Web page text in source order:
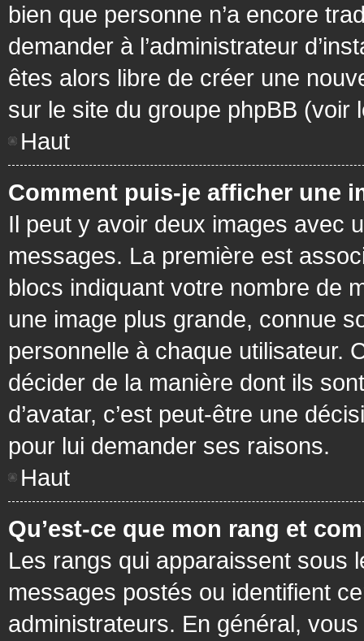
bien que personne n’a encore
demander à l’administrateur
êtes alors libre de créer une
sur le site du groupe phpBB (voir
Haut
Comment puis-je afficher une
Il peut y avoir deux images avec
messages. La première est
blocs indiquant votre nombre de
une image plus grande, connue
personnelle à chaque utilisateur.
décider de la manière dont ils
d’avatar, c’est peut-être une
pour lui demander ses raisons.
Haut
Qu’est-ce que mon rang et
Les rangs qui apparaissent sous
messages postés ou identifient
administrateurs. En général,